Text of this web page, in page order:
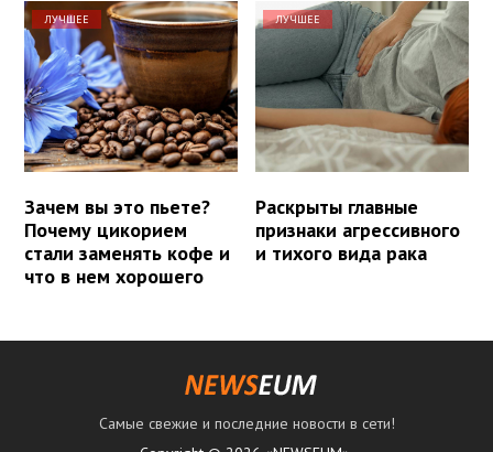
ЛУЧШЕЕ
Зачем вы это пьете?
Почему цикорием
стали заменять кофе и
что в нем хорошего
ЛУЧШЕЕ
Раскрыты главные
признаки агрессивного
и тихого вида рака
Самые свежие и последние новости в сети!